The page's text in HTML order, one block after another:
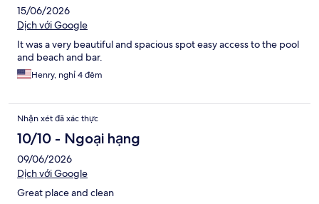
15/06/2026
Dịch với Google
It was a very beautiful and spacious spot easy access to the pool
and beach and bar.
Henry, nghỉ 4 đêm
Nhận xét đã xác thực
10/10 - Ngoại hạng
09/06/2026
Dịch với Google
Great place and clean